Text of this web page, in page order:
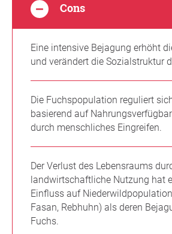
Cons
Eine intensive Bejagung erhöht
und verändert die Sozialstruktur
Die Fuchspopulation reguliert
basierend auf
durch menschliches Eingreifen.
Der Verlust des Lebensraums
landwirtschaftliche Nutzung hat
Einfluss auf
Fasan, Rebhuhn) als deren
Fuchs.